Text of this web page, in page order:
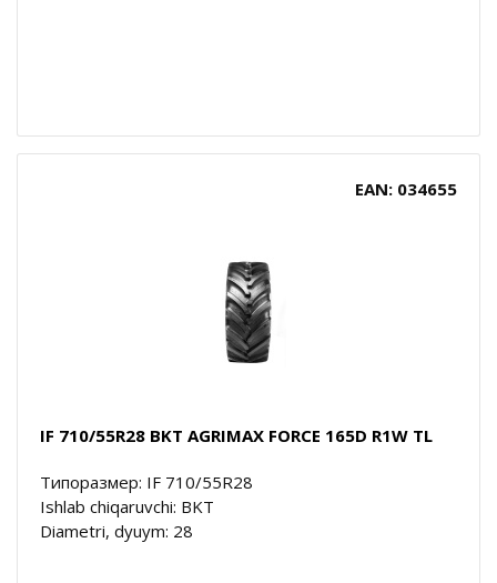
EAN: 034655
IF 710/55R28 BKT AGRIMAX FORCE 165D R1W TL
Типоразмер: IF 710/55R28
Ishlab chiqaruvchi: BKT
Diametri, dyuym: 28